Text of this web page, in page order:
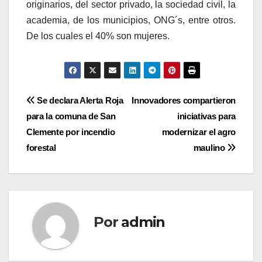
originarios, del sector privado, la sociedad civil, la
academia, de los municipios, ONG´s, entre otros.
De los cuales el 40% son mujeres.
Navegación
de
entradas
Innovadores compartieron
iniciativas para
modernizar el agro
maulino
Se declara Alerta Roja
para la comuna de San
Clemente por incendio
forestal
Por admin